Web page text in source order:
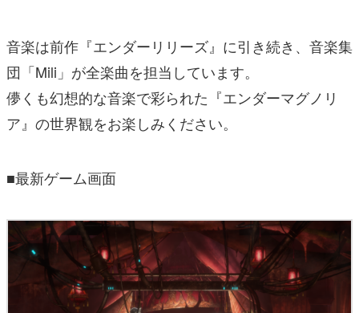
音楽は前作『エンダーリリーズ』に引き続き、音楽集
団「Mili」が全楽曲を担当しています。
儚くも幻想的な音楽で彩られた『エンダーマグノリ
ア』の世界観をお楽しみください。
■最新ゲーム画面